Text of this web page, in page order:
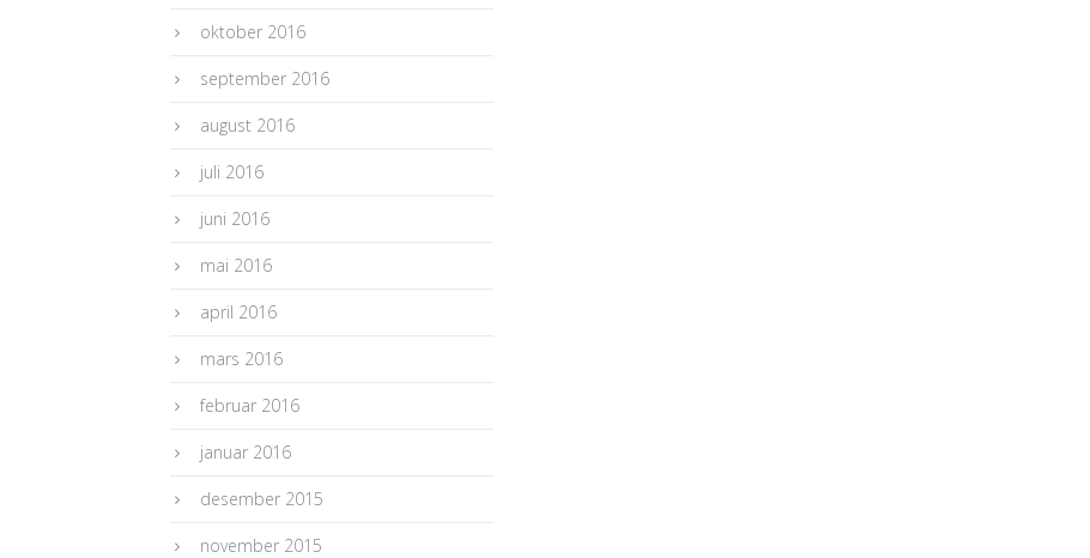
oktober 2016
september 2016
august 2016
juli 2016
juni 2016
mai 2016
april 2016
mars 2016
februar 2016
januar 2016
desember 2015
november 2015